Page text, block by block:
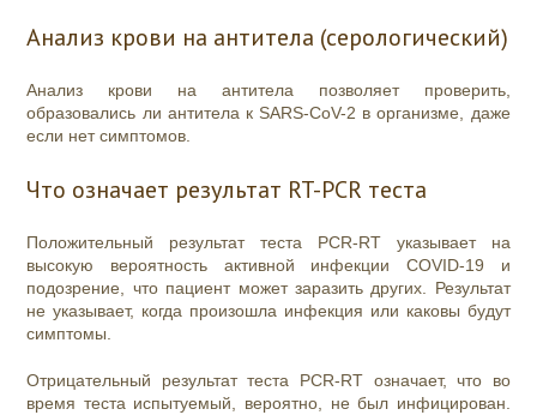
Анализ крови на антитела (серологический)
Анализ крови на антитела позволяет проверить,
образовались ли антитела к SARS-CoV-2 в организме, даже
если нет симптомов.
Что означает результат RT-PCR теста
Положительный результат теста PCR-RT указывает на
высокую вероятность активной инфекции COVID-19 и
подозрение, что пациент может заразить других. Результат
не указывает, когда произошла инфекция или каковы будут
симптомы.
Отрицательный результат теста PCR-RT означает, что во
время теста испытуемый, вероятно, не был инфицирован.